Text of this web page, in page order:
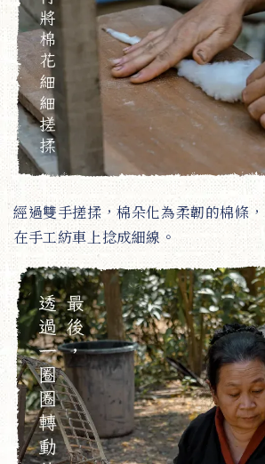
經過雙手搓揉，棉朵化為柔韌的棉條，
在手工紡車上捻成細線。